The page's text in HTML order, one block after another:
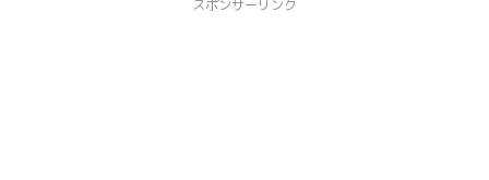
スポンサーリンク